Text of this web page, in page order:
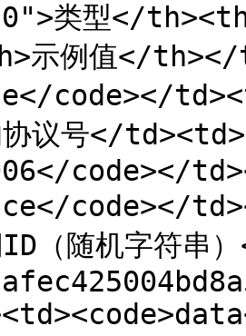
类型</
示例值</
code></
议号</
code></
code></
（随机字符串